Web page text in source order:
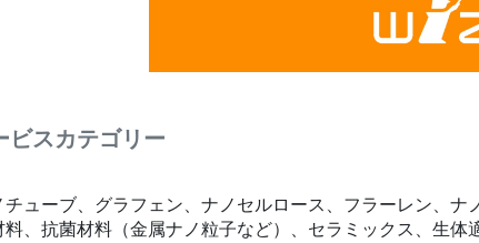
ビスカテゴリー
チューブ、グラフェン、ナノセルロース、フラーレン、
、抗菌材料（金属ナノ粒子など）、セラミックス、生体